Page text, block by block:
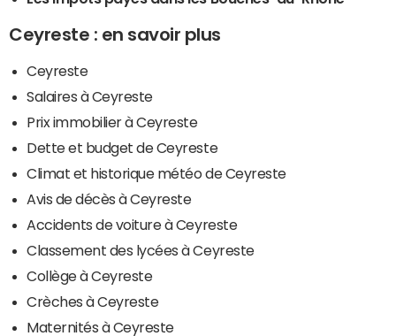
Ceyreste : en savoir plus
Ceyreste
Salaires à Ceyreste
Prix immobilier à Ceyreste
Dette et budget de Ceyreste
Climat et historique météo de Ceyreste
Avis de décès à Ceyreste
Accidents de voiture à Ceyreste
Classement des lycées à Ceyreste
Collège à Ceyreste
Crèches à Ceyreste
Maternités à Ceyreste